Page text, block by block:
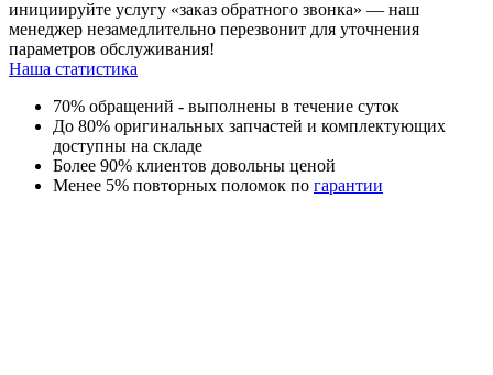
инициируйте услугу «заказ обратного звонка» — наш
менеджер незамедлительно перезвонит для уточнения
параметров обслуживания!
Наша статистика
70% обращений - выполнены в течение суток
До 80% оригинальных запчастей и комплектующих
доступны на складе
Более 90% клиентов довольны ценой
Менее 5% повторных поломок по гарантии